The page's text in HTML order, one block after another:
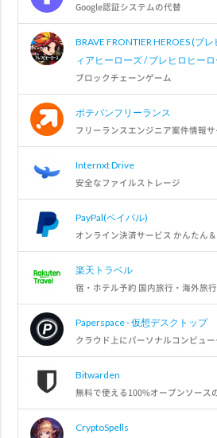
Google認証システムの代替
BRAVE FRONTIER HEROES (ブ
ィアヒーローズ / ブレヒロヒー
ブロックチェーンゲーム
ポテパンフリーランス
フリーランスエンジニア案件情報サ
Internxt Drive
安全なファイルストレージ
PayPal(ペイパル)
オンライン決済サービス かんたん
楽天トラベル
宿・ホテル予約 国内旅行・海外旅
Paperspace - 仮想デスクトップ
クラウド上にパーソナルコンピュ
Bitwarden
無料で使える100%オープンソース
CryptoSpells